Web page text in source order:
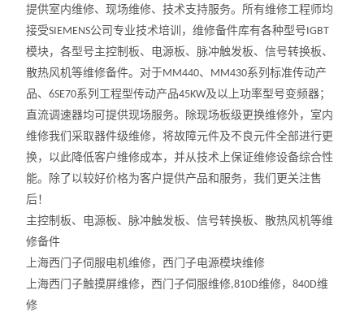
提供室内维修、现场维修、技术支持服务。所有维修工程师均
接受SIEMENS公司专业技术培训，维修备件库有各种型号IGBT
模块，各型号主控制板、电源板、脉冲触发板、信号转换板、
散热风机等维修备件。对于MM440、 MM430系列标准传动产
品、6SE70系列工程型传动产品45KW及以上功率型号变频器；
直流调速器均可提供现场服务。除现场板级更换维修外，室内
维修我们采取器件级维修，将故障元件及不良元件全部进行更
换，以此降低客户维修成本，并从技术上保证维修设备综合性
能。除了以较好价格为客户提供产品和服务，我们更关注售
后！
主控制板、电源板、脉冲触发板、信号转换板、散热风机等维
修备件
上海西门子伺服电机维修，西门子电源模块维修
上海西门子触摸屏维修，西门子伺服维修,810D维修，840D维
修